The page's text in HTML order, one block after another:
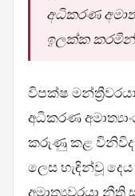
අධිකරණ
ඉලක්ක කරමින්
විපක්ෂ
අධිකරණ
කරුණු කළ
ලෙස හැඳින්වූ
අමාත්‍යවරයා